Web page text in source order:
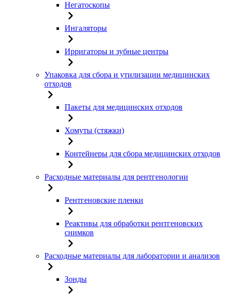
Негатоскопы
Ингаляторы
Ирригаторы и зубные центры
Упаковка для сбора и утилизации медицинских
отходов
Пакеты для медицинских отходов
Хомуты (стяжки)
Контейнеры для сбора медицинских отходов
Расходные материалы для рентгенологии
Рентгеновские пленки
Реактивы для обработки рентгеновских
снимков
Расходные материалы для лаборатории и анализов
Зонды